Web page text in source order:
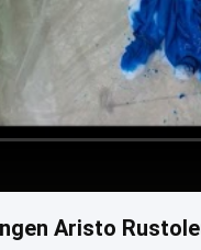
Aristo